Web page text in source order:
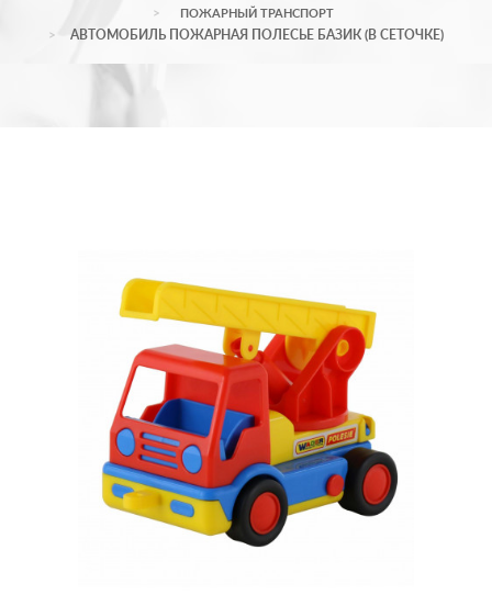
ПОЖАРНЫЙ ТРАНСПОРТ
АВТОМОБИЛЬ ПОЖАРНАЯ ПОЛЕСЬЕ БАЗИК (В СЕТОЧКЕ)